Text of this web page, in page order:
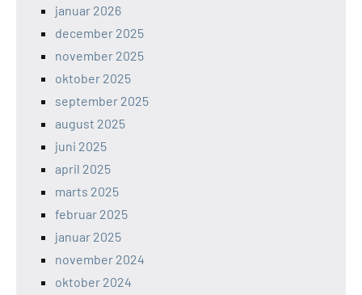
januar 2026
december 2025
november 2025
oktober 2025
september 2025
august 2025
juni 2025
april 2025
marts 2025
februar 2025
januar 2025
november 2024
oktober 2024